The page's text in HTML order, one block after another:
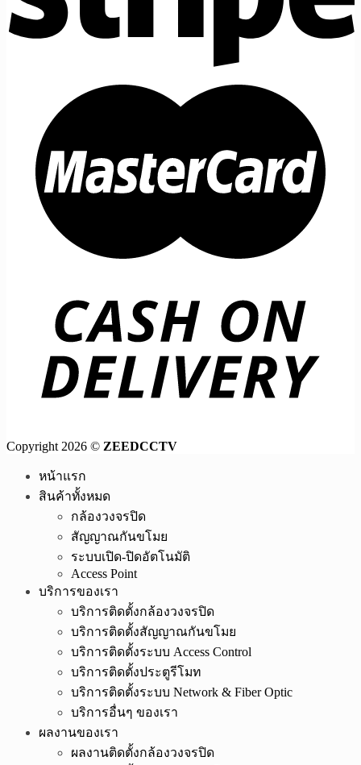
Copyright 2026 © ZEEDCCTV
หน้าแรก
สินค้าทั้งหมด
กล้องวงจรปิด
สัญญาณกันขโมย
ระบบเปิด-ปิดอัตโนมัติ
Access Point
บริการของเรา
บริการติดตั้งกล้องวงจรปิด
บริการติดตั้งสัญญาณกันขโมย
บริการติดตั้งระบบ Access Control
บริการติดตั้งประตูรีโมท
บริการติดตั้งระบบ Network & Fiber Optic
บริการอื่นๆ ของเรา
ผลงานของเรา
ผลงานติดตั้งกล้องวงจรปิด